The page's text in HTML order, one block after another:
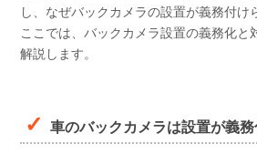
し、なぜバックカメラの設置が義務付け
ここでは、バックカメラ設置の義務化と
解説します。
車のバックカメラは設置が義